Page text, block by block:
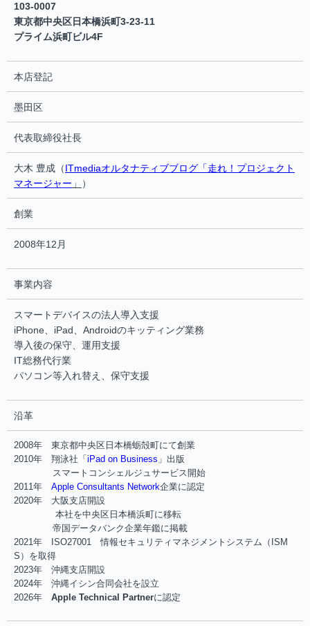
103-0007
東京都中央区日本橋浜町3-23-11
プライム浜町ビル4F
本店登記
墨田区
代表取締役社長
大木 豊成（ITmediaオルタナティブブログ「走れ！プロジェクト
マネージャー 」 ）
創業
2008年12月
事業内容
スマートデバイスの法人導入支援
iPhone、iPad、Androidのキッティング業務
導入後の保守、運用支援
IT総務代行業
パソコン等入れ替え、保守支援
沿革
2008年 東京都中央区日本橋蛎殻町にて創業
2010年 翔泳社「 iPad on Business 」出版
スマートコンシェルジュサービス開始
2011年 Apple Consultants Network企業に認定
2020年 大阪支店開設
本社を中央区日本橋浜町に移転
帝国データバンク企業年鑑に掲載
2021年 ISO27001 情報セキュリティマネジメントシステム（ISM
S）を取得
2023年 沖縄支店開設
2024年 沖縄イシン合同会社を設立
2026年 Apple Technical Partnerに認定